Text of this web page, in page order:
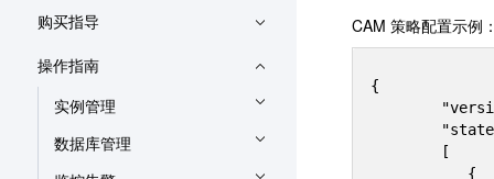
购买指导
操作指南
实例管理
数据库管理
CAM 策略配置示例
{